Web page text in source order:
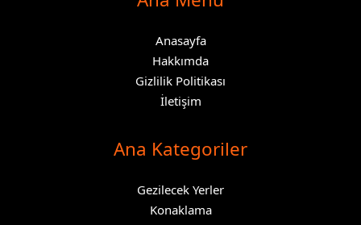
Anasayfa
Hakkımda
Gizlilik Politikası
İletişim
Ana Kategoriler
Gezilecek Yerler
Konaklama